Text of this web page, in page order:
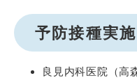
予防接種実
良見内科医院（高